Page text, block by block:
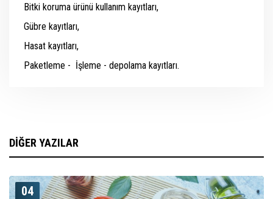
Bitki koruma ürünü kullanım kayıtları,
Gübre kayıtları,
Hasat kayıtları,
Paketleme - İşleme - depolama kayıtları.
DİĞER YAZILAR
04